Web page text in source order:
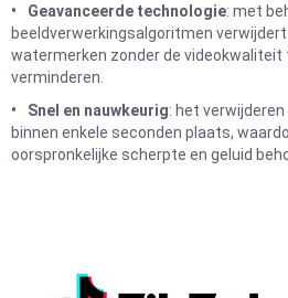
Geavanceerde technologie: met
beeldverwerkingsalgoritmen verwijdert
watermerken zonder de videokwaliteit
verminderen.
Snel en nauwkeurig: het
binnen enkele seconden plaats,
oorspronkelijke scherpte en geluid